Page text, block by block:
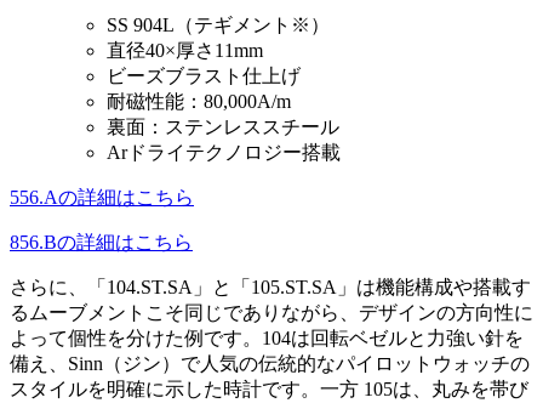
SS 904L（テギメント※）
直径40×厚さ11mm
ビーズブラスト仕上げ
耐磁性能：80,000A/m
裏面：ステンレススチール
Arドライテクノロジー搭載
556.Aの詳細はこちら
856.Bの詳細はこちら
さらに、「104.ST.SA」と「105.ST.SA」は機能構成や搭載す
るムーブメントこそ同じでありながら、デザインの方向性に
よって個性を分けた例です。104は回転ベゼルと力強い針を
備え、Sinn（ジン）で人気の伝統的なパイロットウォッチの
スタイルを明確に示した時計です。一方 105は、丸みを帯び